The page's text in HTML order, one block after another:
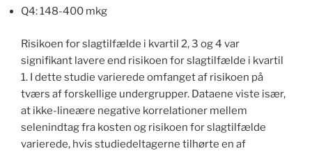
Q4: 148-400 mkg
Risikoen for slagtilfælde i kvartil 2, 3 og 4 var
signifikant lavere end risikoen for slagtilfælde i kvartil
1. I dette studie varierede omfanget af risikoen på
tværs af forskellige undergrupper. Dataene viste især,
at ikke-lineære negative korrelationer mellem
selenindtag fra kosten og risikoen for slagtilfælde
varierede, hvis studiedeltagerne tilhørte en af ​​